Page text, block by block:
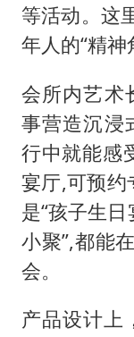
等活动。这
年人的“精神
会所内艺术
事营造沉浸
行中就能感
宴厅,可预约
是“孩子生日
小聚”,都能
会。
产品设计上